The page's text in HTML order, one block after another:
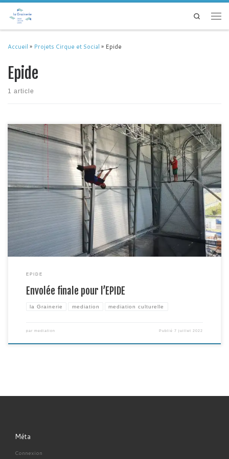
Passer au contenu
Search
Accueil » Projets Cirque et Social » Epide
Epide
1 article
Dernières sessions de baptême de trapèze grand volant avec la compagnie
Envol en salle d’entrainement de la Grainerie pour plusieurs classes de
l’EPIDE (établissement pour l’insertion dans l’emploi) ces dernières
semaines avant la pause estivale. Sensations fortes, petites frayeurs et
bonne humeur étaient au rendez-vous !
EPIDE
Envolée finale pour l’EPIDE
la Grainerie mediation mediation culturelle
par mediation Publié7 juillet 2022
Méta
Connexion